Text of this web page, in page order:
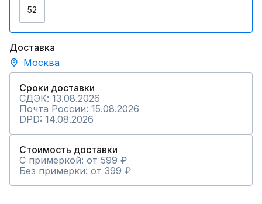
52
Доставка
Москва
Сроки доставки
СДЭК: 13.08.2026
Почта России: 15.08.2026
DPD: 14.08.2026
Стоимость доставки
С примеркой: от 599 ₽
Без примерки: от 399 ₽